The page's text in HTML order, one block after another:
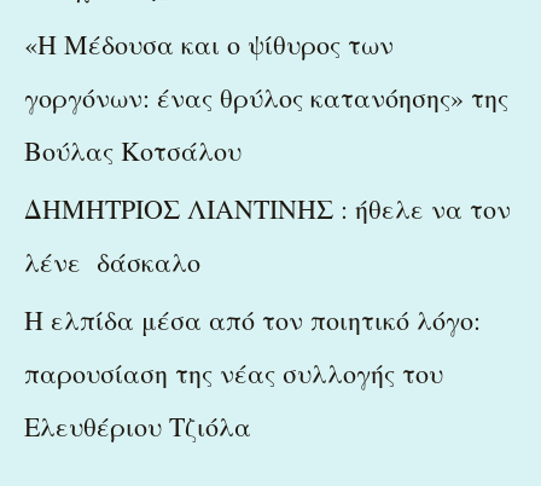
«Η Μέδουσα και ο ψίθυρος των
γοργόνων: ένας θρύλος κατανόησης» της
Βούλας Κοτσάλου
ΔΗΜΗΤΡΙΟΣ ΛΙΑΝΤΙΝΗΣ : ήθελε να τον
λένε δάσκαλο
Η ελπίδα μέσα από τον ποιητικό λόγο:
παρουσίαση της νέας συλλογής του
Ελευθέριου Τζιόλα